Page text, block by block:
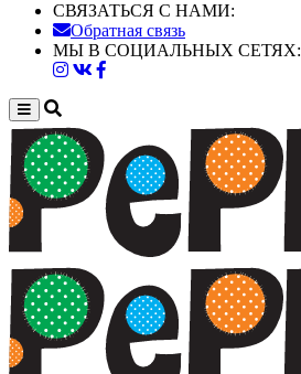
СВЯЗАТЬСЯ С НАМИ:
Обратная связь
МЫ В СОЦИАЛЬНЫХ СЕТЯХ: